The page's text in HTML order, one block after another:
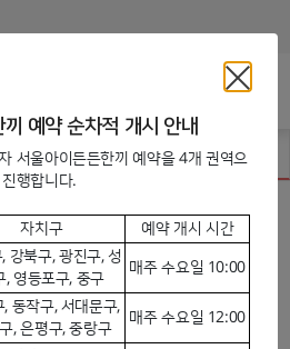
서울아이든든한끼 예약
예약 순차적 개시 안내
서울아이든든한끼 예약을 4개 권역으
행합니다.
자치구 예약 개시 시간
강북구, 광진구, 성
, 영등포구, 중구
매주 수요일 10:00
, 동작구, 서대문구,
, 은평구, 중랑구
매주 수요일 12:00
예약